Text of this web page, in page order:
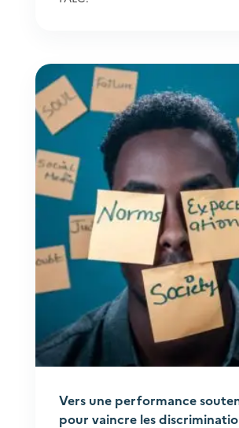
Vers une performance
pour vaincre les